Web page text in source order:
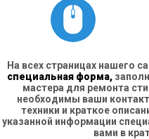
На всех страницах нашего
специальная форма,
мастера для ремонта
необходимы ваши
техники и краткое
указанной информации
вами в